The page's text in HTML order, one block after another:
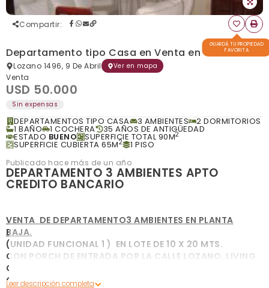
Compartir:
GUARDÁ TU PROPIEDAD
FAVORITA
Departamento tipo Casa en Venta en 9 de Abril
Lozano 1496, 9 De Abril Ver en mapa
Venta
USD 50.000
Sin expensas
DEPARTAMENTOS TIPO CASA 3 AMBIENTES 2 DORMITORIOS
1 BAÑO 1 COCHERA 35 AÑOS DE ANTIGÜEDAD
ESTADO BUENO SUPERFICIE TOTAL 90M2
SUPERFICIE CUBIERTA 65M2 1 PISO
Publicado hace más de un año
DEPARTAMENTO 3 AMBIENTES APTO
CREDITO BANCARIO
VENTA DE DEPARTAMENTO3 AMBIENTES EN PLANTA
BAJA.
(UNIDAD FUNCIONAL 1 ) EN LOTE DE 10 X 20 MTS.
CON PORCH DE ENTRADA POR LA CALLE LOZANO, LIVING
COMEDOR,
COCINA INSTALADA, COMEDOR DIARIO, BAÑO